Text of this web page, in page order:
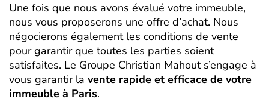
Une fois que nous avons évalué votre immeuble,
nous vous proposerons une offre d’achat. Nous
négocierons également les conditions de vente
pour garantir que toutes les parties soient
satisfaites. Le Groupe Christian Mahout s’engage à
vous garantir la vente rapide et efficace de votre
immeuble à Paris.